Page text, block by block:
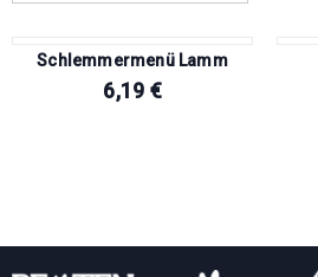
Schlemmermenü Lamm
6,19 €